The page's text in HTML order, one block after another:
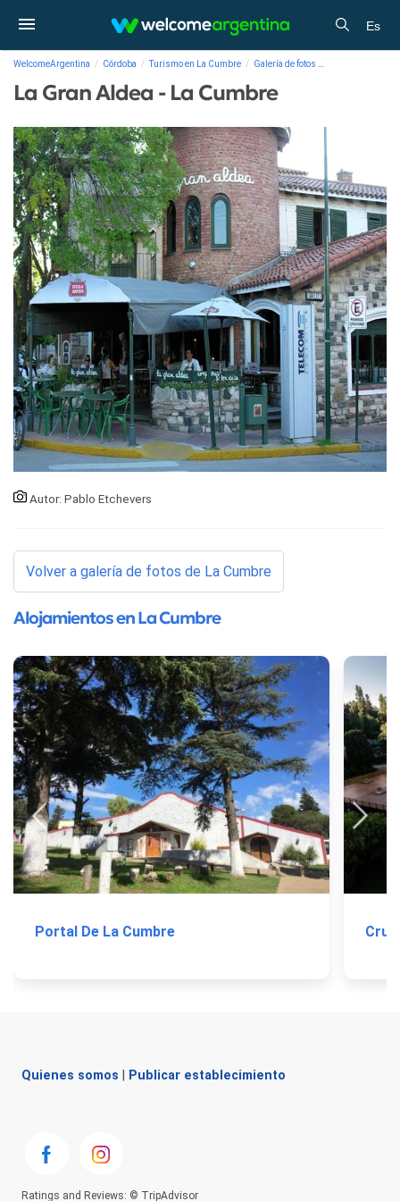
Es
WelcomeArgentina Córdoba Turismo en La Cumbre Galería de fotos
La Gran Aldea - La Cumbre
Autor: Pablo Etchevers
Volver a galería de fotos de La Cumbre
Alojamientos en La Cumbre
Portal De La Cumbre
Quienes somos Publicar establecimiento
Ratings and Reviews: © TripAdvisor